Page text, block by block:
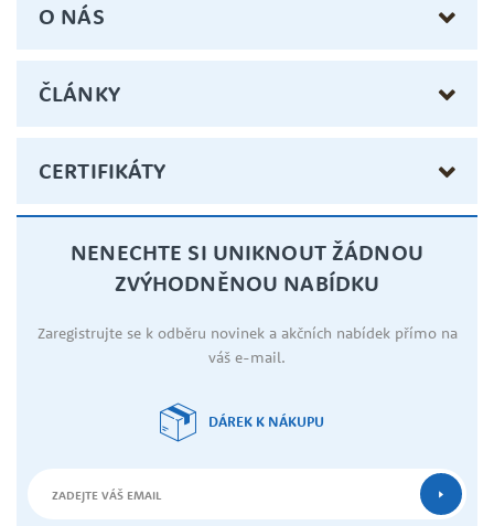
O NÁS
ČLÁNKY
CERTIFIKÁTY
NENECHTE SI UNIKNOUT ŽÁDNOU
ZVÝHODNĚNOU NABÍDKU
Zaregistrujte se k odběru novinek a akčních nabídek přímo na
váš e-mail.
DÁREK K NÁKUPU